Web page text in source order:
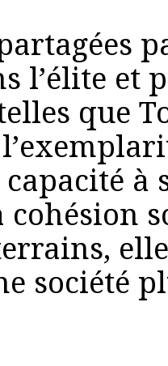
l’élite et
que
à
société